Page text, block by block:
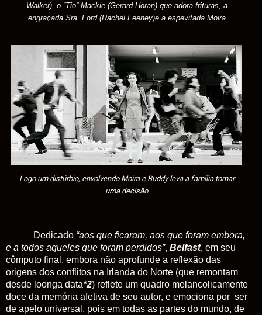
Walker), o “Tio” Mackie (Gerard Horan) que adora frituras, a
engraçada Sra. Ford (Rachel Feeney)e a espevitada Moira
Logo um distúrbio, envolvendo Moira e Buddy leva a família tomar
uma decisão
Dedicado “aos que ficaram, aos que foram embora,
e a todos aqueles que foram perdidos”, Belfast, em seu
cômputo final, embora não aprofunde a reflexão das
origens dos conflitos na Irlanda do Norte (que remontam
desde loonga data*2) reflete um quadro melancolicamente
doce da memória afetiva de seu autor, e emociona por ser
de apelo universal, pois em todas as partes do mundo, de